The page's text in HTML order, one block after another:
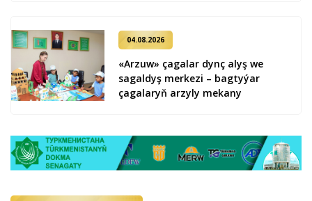
04.08.2026
«Arzuw» çagalar dynç alyş we
sagaldyş merkezi – bagtyýar
çagalaryň arzyly mekany